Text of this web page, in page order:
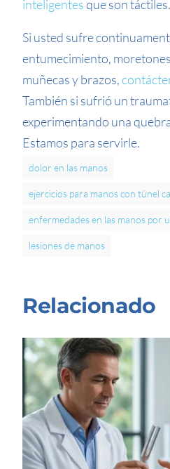
inteligentesque son táctiles.
Si usted sufre
entumecimiento,
muñecas y brazos,
También si sufrió un
experimentando una
Estamos para servirle.
dolor en las manos
ejercicios para manos con túnel
enfermedades en las manos por
lesiones de manos
Relacionado